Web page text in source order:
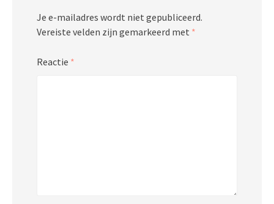
Je e-mailadres wordt niet gepubliceerd.
Vereiste velden zijn gemarkeerd met *
Reactie *